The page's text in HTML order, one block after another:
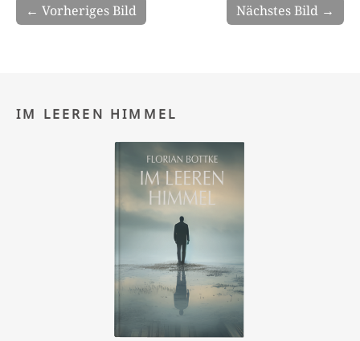
← Vorheriges Bild Nächstes Bild →
IM LEEREN HIMMEL